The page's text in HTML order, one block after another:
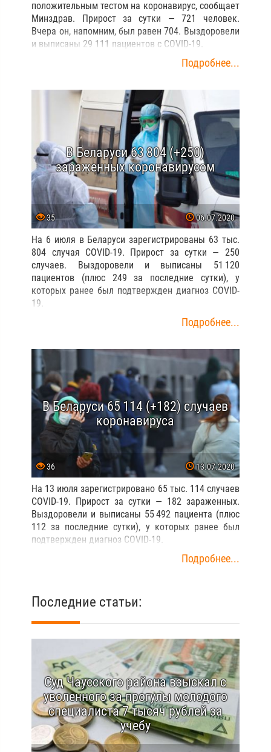
положительным тестом на коронавирус, сообщает
Минздрав. Прирост за сутки — 721 человек.
Вчера он, напомним, был равен 704. Выздоровели
и выписаны 29 111 пациентов с COVID-19.
Подробнее...
В Беларуси 63 804 (+250)
зараженных коронавирусом
35 06.07.2020
На 6 июля в Беларуси зарегистрированы 63 тыс.
804 случая COVID-19. Прирост за сутки — 250
случаев. Выздоровели и выписаны 51 120
пациентов (плюс 249 за последние сутки), у
которых ранее был подтвержден диагноз COVID-
19.
Подробнее...
В Беларуси 65 114 (+182) случаев
коронавируса
36 13.07.2020
На 13 июля зарегистрировано 65 тыс. 114 случаев
COVID-19. Прирост за сутки — 182 зараженных.
Выздоровели и выписаны 55 492 пациента (плюс
112 за последние сутки), у которых ранее был
подтвержден диагноз COVID-19.
Подробнее...
Последние статьи:
Суд Чаусского района взыскал с
уволенного за прогулы молодого
специалиста 7 тысяч рублей за
учебу